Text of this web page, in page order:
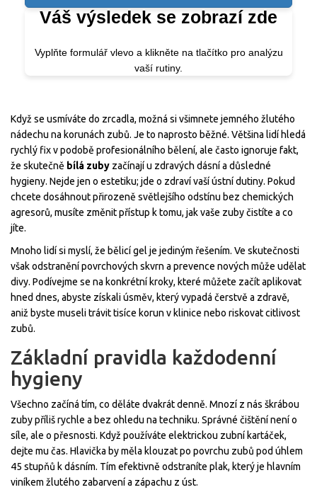
Váš výsledek se zobrazí zde
Vyplňte formulář vlevo a klikněte na tlačítko pro analýzu
vaší rutiny.
Když se usmíváte do zrcadla, možná si všimnete jemného žlutého
nádechu na korunách zubů. Je to naprosto běžné. Většina lidí hledá
rychlý fix v podobě profesionálního bělení, ale často ignoruje fakt,
že skutečně bílá zuby začínají u zdravých dásní a důsledné
hygieny. Nejde jen o estetiku; jde o zdraví vaší ústní dutiny. Pokud
chcete dosáhnout přirozeně světlejšího odstínu bez chemických
agresorů, musíte změnit přístup k tomu, jak vaše zuby čistíte a co
jíte.
Mnoho lidí si myslí, že bělicí gel je jediným řešením. Ve skutečnosti
však odstranění povrchových skvrn a prevence nových může udělat
divy. Podívejme se na konkrétní kroky, které můžete začít aplikovat
hned dnes, abyste získali úsměv, který vypadá čerstvě a zdravě,
aniž byste museli trávit tisíce korun v klinice nebo riskovat citlivost
zubů.
Základní pravidla každodenní
hygieny
Všechno začíná tím, co děláte dvakrát denně. Mnozí z nás škrábou
zuby příliš rychle a bez ohledu na techniku. Správné čištění není o
síle, ale o přesnosti. Když používáte elektrickou zubní kartáček,
dejte mu čas. Hlavička by měla klouzat po povrchu zubů pod úhlem
45 stupňů k dásním. Tím efektivně odstraníte plak, který je hlavním
viníkem žlutého zabarvení a zápachu z úst.